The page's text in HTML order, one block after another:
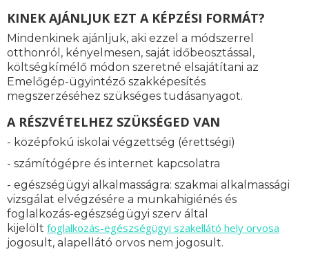
KINEK AJÁNLJUK EZT A KÉPZÉSI FORMÁT?
Mindenkinek ajánljuk, aki ezzel a módszerrel
otthonról, kényelmesen, saját időbeosztással,
költségkímélő módon szeretné elsajátítani az
Emelőgép-ügyintéző szakképesítés
megszerzéséhez szükséges tudásanyagot.
A RÉSZVÉTELHEZ SZÜKSÉGED VAN
- középfokú iskolai végzettség (érettségi)
- számítógépre és internet kapcsolatra
- egészségügyi alkalmasságra: szakmai alkalmassági
vizsgálat elvégzésére a munkahigiénés és
foglalkozás-egészségügyi szerv által
kijelölt foglalkozás-egészségügyi szakellátó hely orvosa
jogosult, alapellátó orvos nem jogosult.